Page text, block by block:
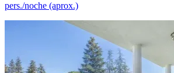
pers./noche (aprox.)